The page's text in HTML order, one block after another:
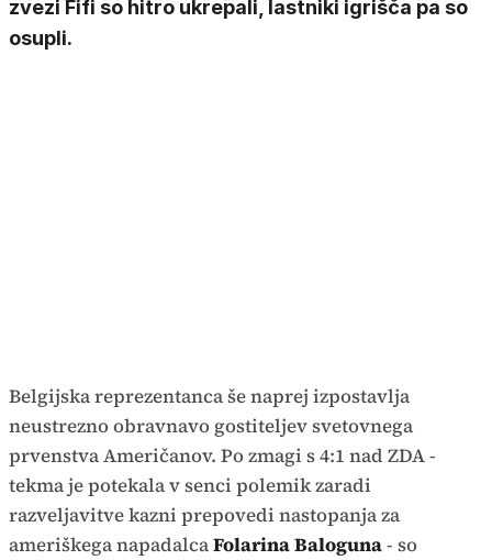
zvezi Fifi so hitro ukrepali, lastniki igrišča pa so
osupli.
Belgijska reprezentanca še naprej izpostavlja
neustrezno obravnavo gostiteljev svetovnega
prvenstva Američanov. Po zmagi s 4:1 nad ZDA -
tekma je potekala v senci polemik zaradi
razveljavitve kazni prepovedi nastopanja za
ameriškega napadalcaFolarina Baloguna- so